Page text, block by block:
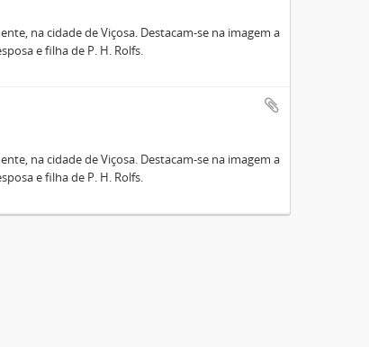
na cidade de Viçosa. Destacam-se na imagem a
e filha de P. H. Rolfs.
na cidade de Viçosa. Destacam-se na imagem a
e filha de P. H. Rolfs.